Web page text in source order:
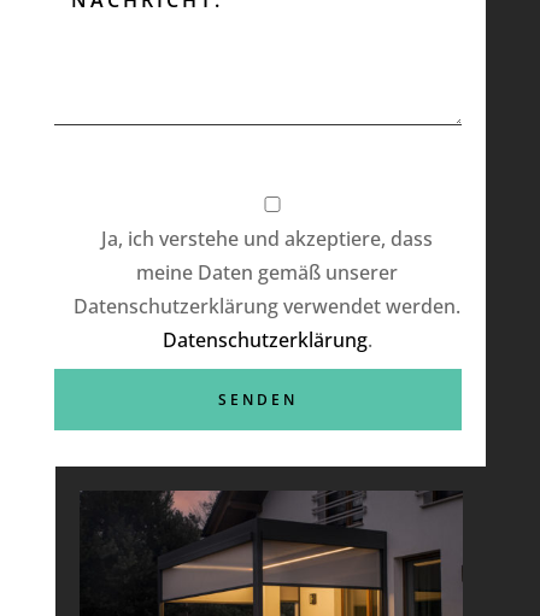
Ja, ich verstehe und akzeptiere, dass
meine Daten gemäß unserer
Datenschutzerklärung verwendet werden.
Datenschutzerklärung.